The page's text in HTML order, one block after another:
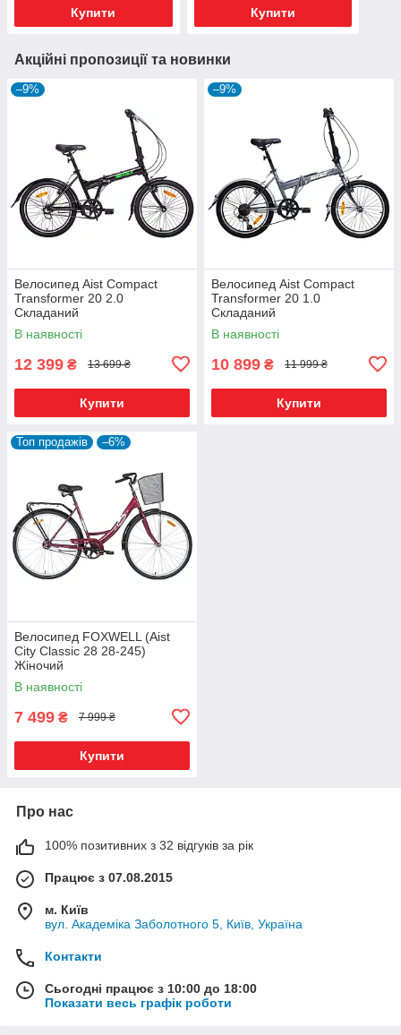
Купити Купити
Акційні пропозиції та новинки
–9%
Велосипед Aist Compact
Transformer 20 2.0
Складаний
В наявності
12 399 ₴ 13 699 ₴
Купити
–9%
Велосипед Aist Compact
Transformer 20 1.0
Складаний
В наявності
10 899 ₴ 11 999 ₴
Купити
Топ продажів –6%
Велосипед FOXWELL (Aist
City Classic 28 28-245)
Жіночий
В наявності
7 499 ₴ 7 999 ₴
Купити
Про нас
100% позитивних з 32 відгуків за рік
Працює з 07.08.2015
м. Київ
вул. Академіка Заболотного 5, Київ, Україна
Контакти
Сьогодні працює з 10:00 до 18:00
Показати весь графік роботи